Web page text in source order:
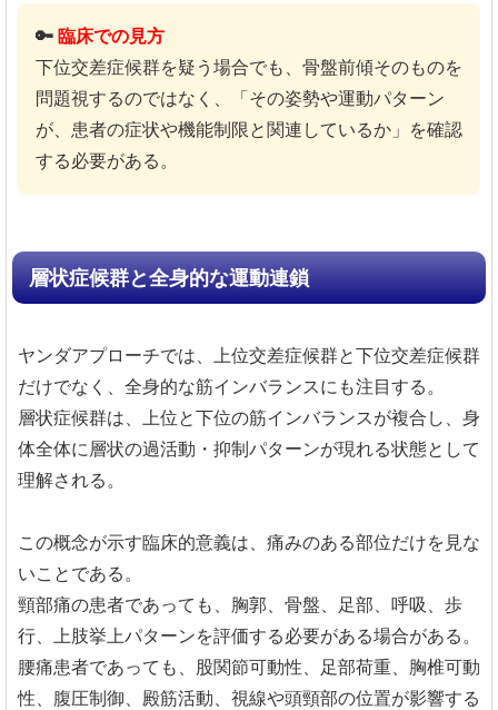
🔑 臨床での見方
下位交差症候群を疑う場合でも、骨盤前傾そのものを
問題視するのではなく、「その姿勢や運動パターン
が、患者の症状や機能制限と関連しているか」を確認
する必要がある。
層状症候群と全身的な運動連鎖
ヤンダアプローチでは、上位交差症候群と下位交差症候群
だけでなく、全身的な筋インバランスにも注目する。
層状症候群は、上位と下位の筋インバランスが複合し、身
体全体に層状の過活動・抑制パターンが現れる状態として
理解される。
この概念が示す臨床的意義は、痛みのある部位だけを見な
いことである。
頸部痛の患者であっても、胸郭、骨盤、足部、呼吸、歩
行、上肢挙上パターンを評価する必要がある場合がある。
腰痛患者であっても、股関節可動性、足部荷重、胸椎可動
性、腹圧制御、殿筋活動、視線や頭頸部の位置が影響する